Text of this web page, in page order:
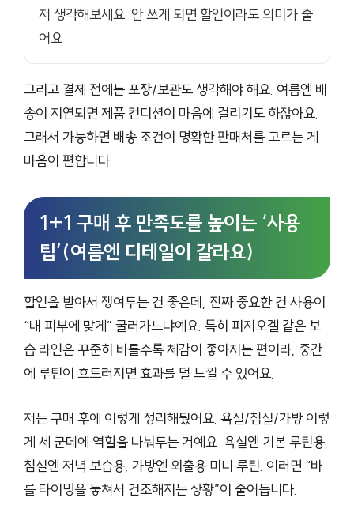
저 생각해보세요. 안 쓰게 되면 할인이라도 의미가 줄
어요.
그리고 결제 전에는 포장/보관도 생각해야 해요. 여름엔 배
송이 지연되면 제품 컨디션이 마음에 걸리기도 하잖아요.
그래서 가능하면 배송 조건이 명확한 판매처를 고르는 게
마음이 편합니다.
1+1 구매 후 만족도를 높이는 ‘사용
팁’(여름엔 디테일이 갈라요)
할인을 받아서 쟁여두는 건 좋은데, 진짜 중요한 건 사용이
“내 피부에 맞게” 굴러가느냐예요. 특히 피지오겔 같은 보
습 라인은 꾸준히 바를수록 체감이 좋아지는 편이라, 중간
에 루틴이 흐트러지면 효과를 덜 느낄 수 있어요.
저는 구매 후에 이렇게 정리해뒀어요. 욕실/침실/가방 이렇
게 세 군데에 역할을 나눠두는 거예요. 욕실엔 기본 루틴용,
침실엔 저녁 보습용, 가방엔 외출용 미니 루틴. 이러면 “바
를 타이밍을 놓쳐서 건조해지는 상황”이 줄어듭니다.